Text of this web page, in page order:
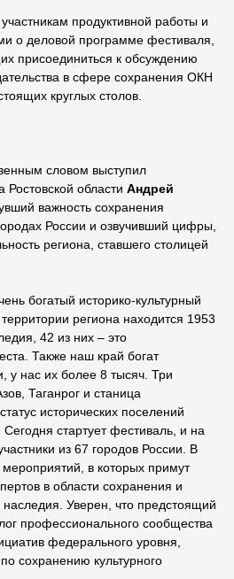
продуктивной работы и
о деловой программе фестиваля,
присоединиться к обсуждению
в сфере сохранения ОКН
круглых столов.
словом выступил
Ростовской области Андрей
важность сохранения
России и озвучивший цифры,
региона, ставшего столицей
богатый историко-культурный
региона находится 1953
42 из них – это
Также наш край богат
у нас их более 8 тысяч. Три
Таганрог и станица
исторических поселений
стартует фестиваль, и на
из 67 городов России. В
в которых примут
в области сохранения и
наследия. Уверен, что предстоящий
профессионального сообщества
федерального уровня,
сохранению культурного